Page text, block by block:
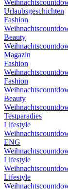
Urlaubsgeschichten
Fashion
Beauty
Magazin
Fashion
Fashion
Beauty
Testparadies
Lifestyle
ENG
Lifestyle
Lifestyle